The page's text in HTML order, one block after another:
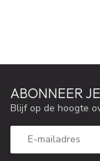
ABONNEER
Blijf op de hoogte